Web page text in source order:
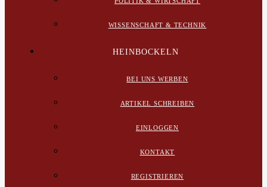
WISSENSCHAFT & TECHNIK
HEINBOCKELN
BEI UNS WERBEN
ARTIKEL SCHREIBEN
EINLOGGEN
KONTAKT
REGISTRIEREN